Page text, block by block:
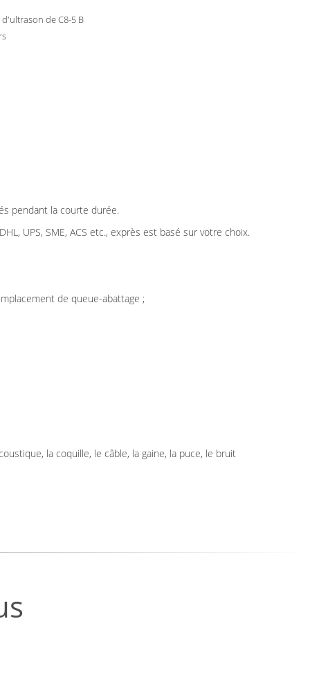
de C8-5 B
pendant la courte durée.
UPS, SME, ACS etc., exprès est basé sur votre choix.
de queue-abattage ;
la coquille, le câble, la gaine, la puce, le bruit